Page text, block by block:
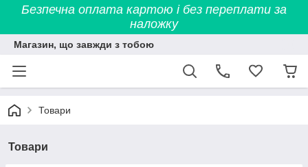
Безпечна оплата картою і без переплати за
наложку
Магазин, що завжди з тобою
Товари
Товари